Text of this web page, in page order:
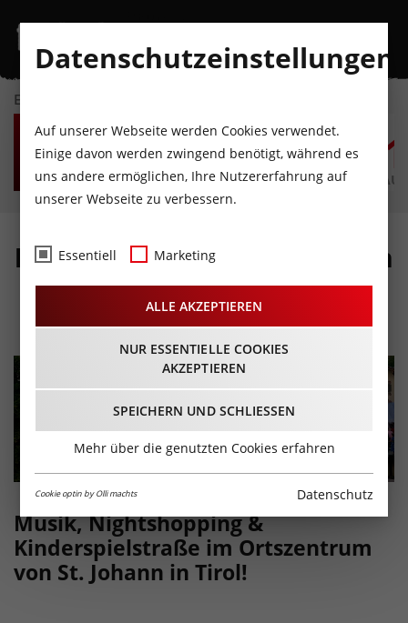
EVENTKALENDER
DO
6
AUGUST
FR
7
AUGUST
SA
8
AUGUST
SO
9
AUGUST
MO
10
AUGUST
LANG & KLANG mit “Queen
real Tribute”
30.08.2023 - Beginn 18:00 Uhr
Musik, Nightshopping &
Kinderspielstraße im Ortszentrum
von St. Johann in Tirol!
Datenschutzeinstellungen
Auf unserer Webseite werden Cookies verwendet.
Einige davon werden zwingend benötigt, während es
uns andere ermöglichen, Ihre Nutzererfahrung auf
unserer Webseite zu verbessern.
Essentiell Marketing
ALLE AKZEPTIEREN
NUR ESSENTIELLE COOKIES
AKZEPTIEREN
SPEICHERN UND SCHLIESSEN
Mehr über die genutzten Cookies erfahren
Cookie optin by Olli machts Datenschutz